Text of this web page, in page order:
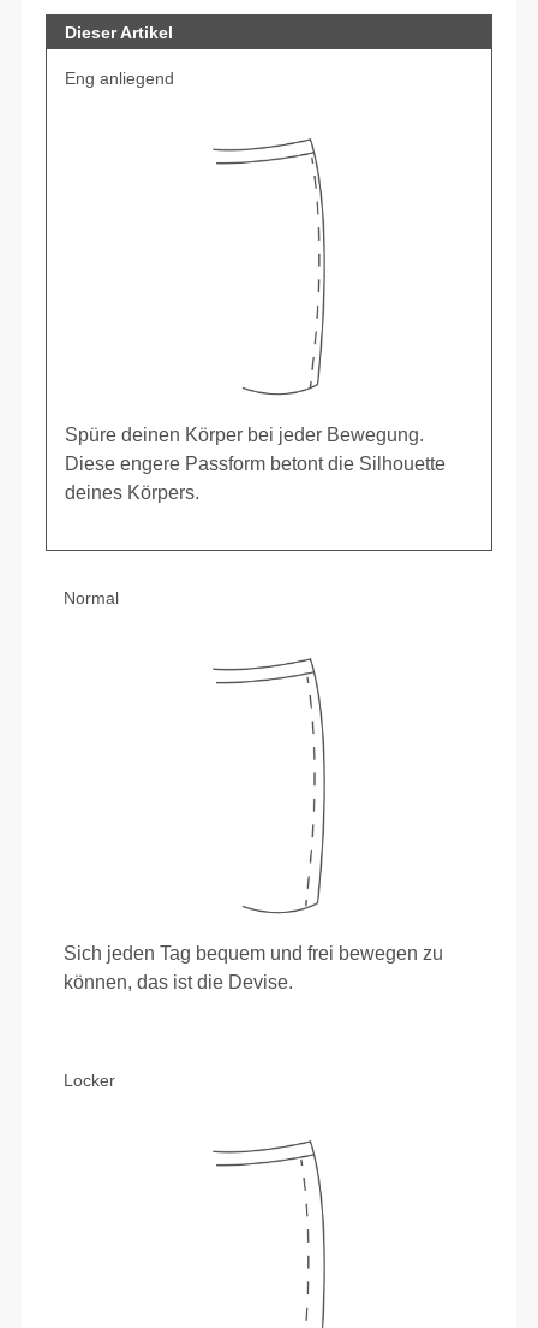
Dieser Artikel
Eng anliegend
Spüre deinen Körper bei jeder Bewegung.
Diese engere Passform betont die Silhouette
deines Körpers.
Normal
Sich jeden Tag bequem und frei bewegen zu
können, das ist die Devise.
Locker